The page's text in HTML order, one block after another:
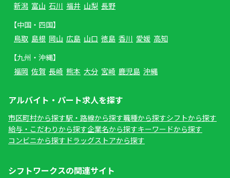
新潟 富山 石川 福井 山梨 長野
【中国・四国】
鳥取 島根 岡山 広島 山口 徳島 香川 愛媛 高知
【九州・沖縄】
福岡 佐賀 長崎 熊本 大分 宮崎 鹿児島 沖縄
アルバイト・パート求人を探す
市区町村から探す駅・路線から探す職種から探すシフトから探す
給与・こだわりから探す企業名から探すキーワードから探す
コンビニから探す ドラッグストアから探す
シフトワークスの関連サイト